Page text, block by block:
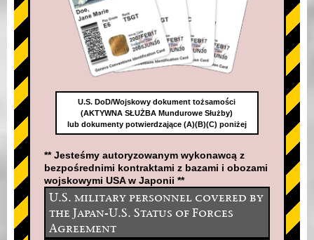
U.S. DoD/Wojskowy dokument tożsamości
(AKTYWNA SŁUŻBA Mundurowe Służby)
lub dokumenty potwierdzające (A)(B)(C) poniżej
** Jesteśmy autoryzowanym wykonawcą z
bezpośrednimi kontraktami z bazami i obozami
wojskowymi USA w Japonii **
U.S. military personnel covered by
the Japan-U.S. Status of Forces
Agreement